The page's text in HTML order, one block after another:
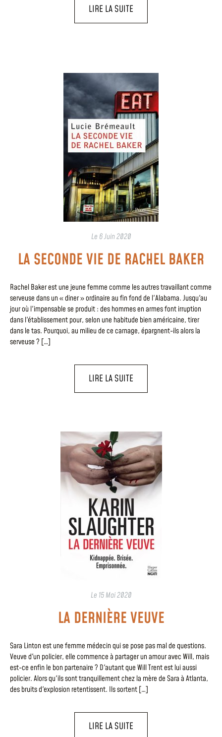
LIRE LA SUITE
Le 6 Juin 2020
LA SECONDE VIE DE RACHEL BAKER
Rachel Baker est une jeune femme comme les autres travaillant comme
serveuse dans un « diner » ordinaire au fin fond de l'Alabama. Jusqu'au
jour où l'impensable se produit : des hommes en armes font irruption
dans l'établissement pour, selon une habitude bien américaine, tirer
dans le tas. Pourquoi, au milieu de ce carnage, épargnent-ils alors la
serveuse ? […]
LIRE LA SUITE
Le 15 Mai 2020
LA DERNIÈRE VEUVE
Sara Linton est une femme médecin qui se pose pas mal de questions.
Veuve d'un policier, elle commence à partager un amour avec Will, mais
est-ce enfin le bon partenaire ? D'autant que Will Trent est lui aussi
policier. Alors qu'ils sont tranquillement chez la mère de Sara à Atlanta,
des bruits d'explosion retentissent. Ils sortent […]
LIRE LA SUITE